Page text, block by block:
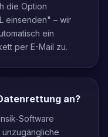
die Option
einsenden" – wir
ein
per E-Mail zu.
an?
Software